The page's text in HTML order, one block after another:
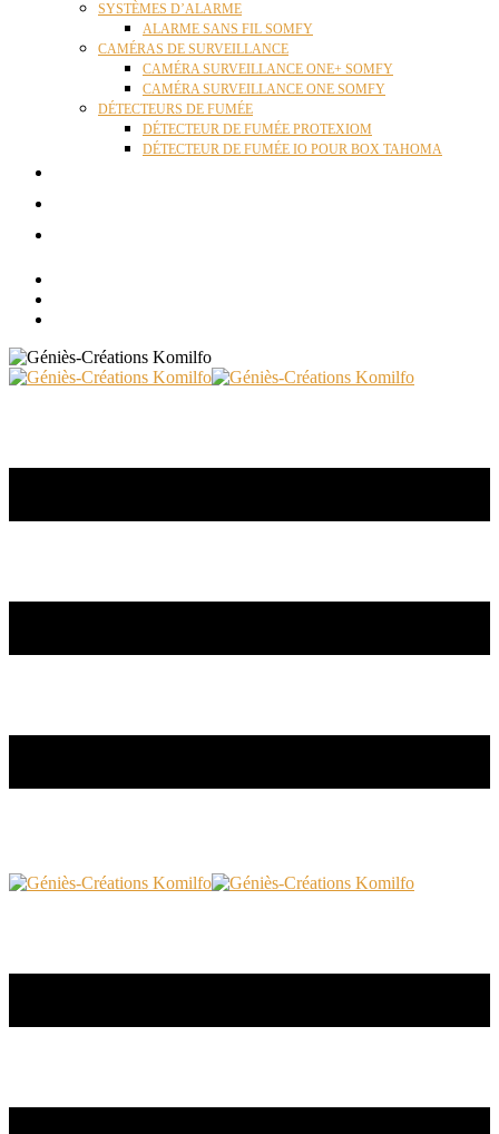
SYSTÈMES D’ALARME
ALARME SANS FIL SOMFY
CAMÉRAS DE SURVEILLANCE
CAMÉRA SURVEILLANCE ONE+ SOMFY
CAMÉRA SURVEILLANCE ONE SOMFY
DÉTECTEURS DE FUMÉE
DÉTECTEUR DE FUMÉE PROTEXIOM
DÉTECTEUR DE FUMÉE IO POUR BOX TAHOMA